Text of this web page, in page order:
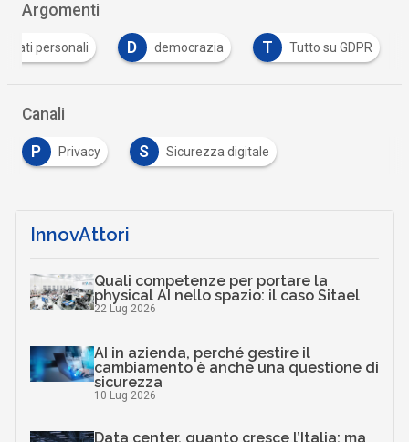
Argomenti
dati personali D democrazia T Tutto su GDPR
Canali
P Privacy S Sicurezza digitale
InnovAttori
Quali competenze per portare la
physical AI nello spazio: il caso Sitael
22 Lug 2026
AI in azienda, perché gestire il
cambiamento è anche una questione di
sicurezza
10 Lug 2026
Data center, quanto cresce l’Italia: ma